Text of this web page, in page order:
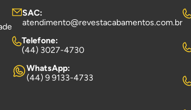
SAC:
atendimento@revestacabamentos.com.br
Telefone:
(44) 3027-4730
WhatsApp:
(44) 9 9133-4733